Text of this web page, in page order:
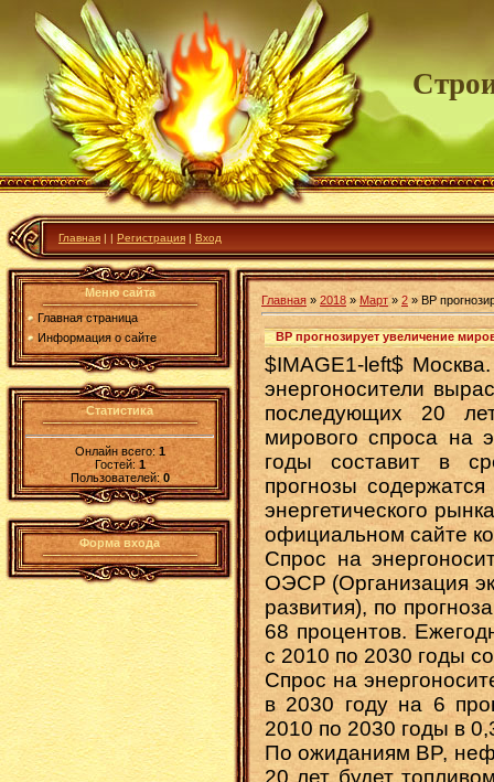
Главная | | Регистрация | Вход
Меню сайта
Главная страница
Информация о сайте
Статистика
Онлайн всего:1
Гостей:1
Пользователей: 0
Форма входа
Главная » 2018 » Март » 2 » BP
BP прогнозирует увеличение
$IMAGE1-left$
энергоносители
последующих 20
мирового спроса на
годы составит в
прогнозы
энергетического
официальном сайте
Спрос на
ОЭСР (Организация
развития), по
68 процентов.
с 2010 по 2030 годы
Спрос на
в 2030 году на 6
2010 по 2030 годы в
По ожиданиям BP,
20 лет будет